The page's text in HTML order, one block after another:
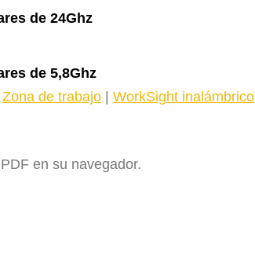
de 24Ghz
de 5,8Ghz
Zona de trabajo WorkSight inalámbrico
en su navegador.